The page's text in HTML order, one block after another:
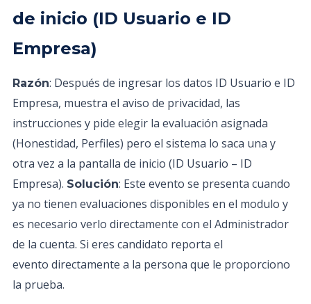
de inicio (ID Usuario e ID
Empresa)
Razón: Después de ingresar los datos ID Usuario e ID
Empresa, muestra el aviso de privacidad, las
instrucciones y pide elegir la evaluación asignada
(Honestidad, Perfiles) pero el sistema lo saca una y
otra vez a la pantalla de inicio (ID Usuario – ID
Empresa). Solución: Este evento se presenta cuando
ya no tienen evaluaciones disponibles en el modulo y
es necesario verlo directamente con el Administrador
de la cuenta. Si eres candidato reporta el
evento directamente a la persona que le proporciono
la prueba.